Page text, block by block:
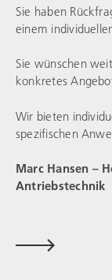
Sie haben
einem
Sie wünschen
konkretes
Wir bieten
spezifischen
Marc Hansen –
Antriebstechnik